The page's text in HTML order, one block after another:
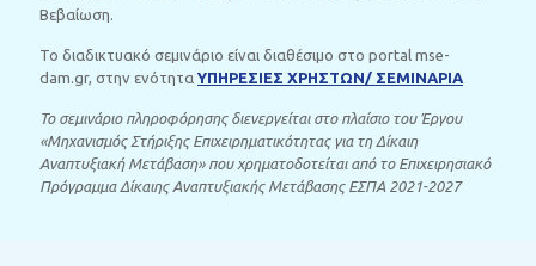
Βεβαίωση.
Το διαδικτυακό σεμινάριο είναι διαθέσιμο στο portal mse-
dam.gr, στην ενότητα ΥΠΗΡΕΣΙΕΣ ΧΡΗΣΤΩΝ/ ΣΕΜΙΝΑΡΙΑ
Το σεμινάριο πληροφόρησης διενεργείται στο πλαίσιο του Έργου
«Μηχανισμός Στήριξης Επιχειρηματικότητας για τη Δίκαιη
Αναπτυξιακή Μετάβαση» που χρηματοδοτείται από το Επιχειρησιακό
Πρόγραμμα Δίκαιης Αναπτυξιακής Μετάβασης ΕΣΠΑ 2021-2027